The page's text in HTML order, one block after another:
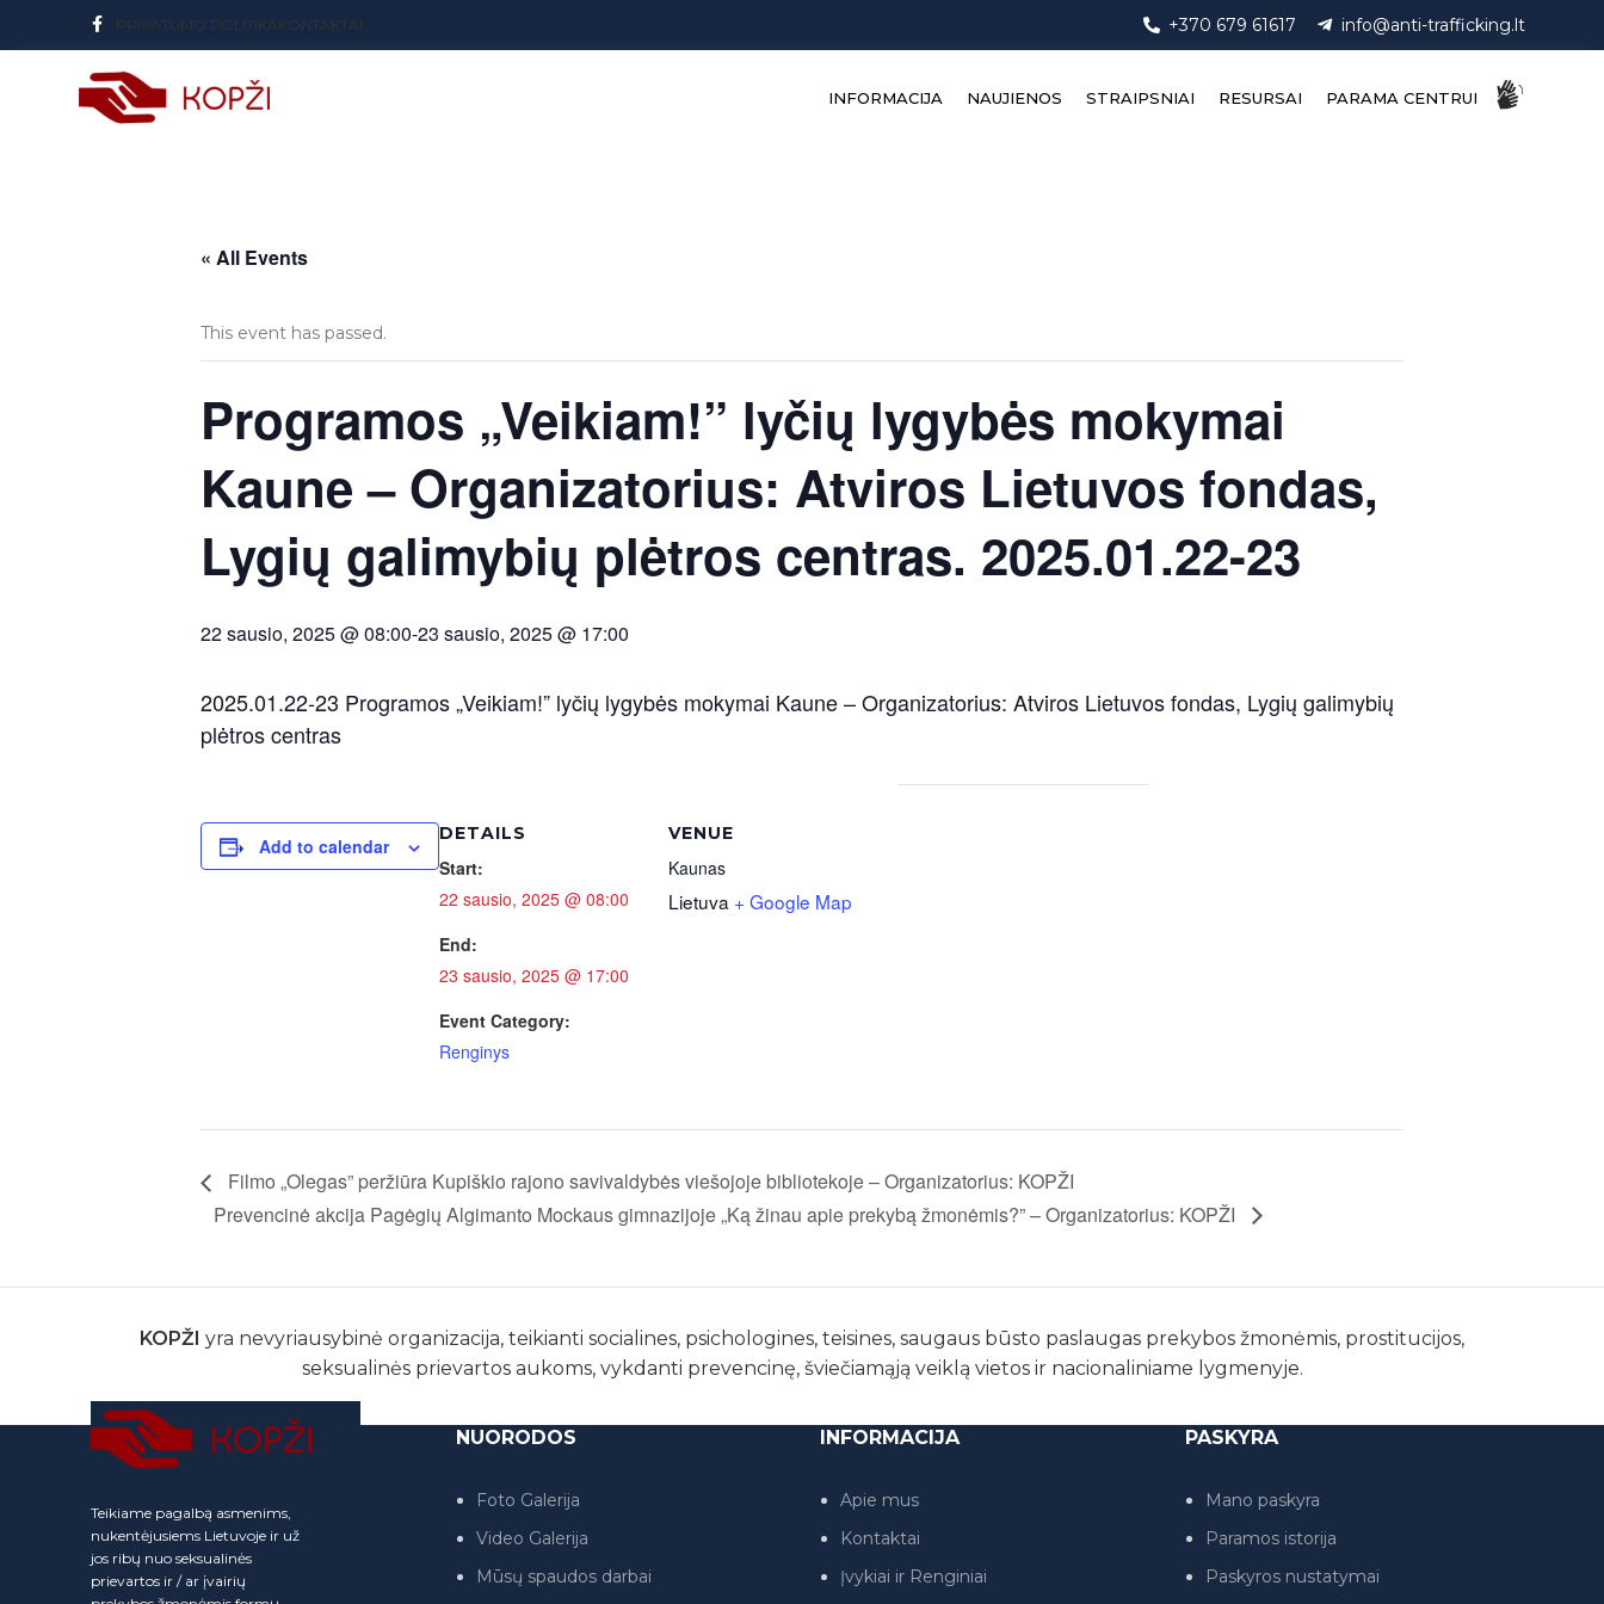
PRIVATUMO POLITIKA KONTAKTAI +370 679 61617 info@anti-trafficking.lt
INFORMACIJA NAUJIENOS STRAIPSNIAI RESURSAI PARAMA CENTRUI
« All Events
This event has passed.
Programos „Veikiam!” lyčių lygybės mokymai
Kaune – Organizatorius: Atviros Lietuvos fondas,
Lygių galimybių plėtros centras. 2025.01.22-23
22 sausio, 2025 @ 08:00-23 sausio, 2025 @ 17:00
2025.01.22-23 Programos „Veikiam!” lyčių lygybės mokymai Kaune – Organizatorius: Atviros Lietuvos fondas, Lygių galimybių
plėtros centras
Add to calendar
DETAILS
Start:
22 sausio, 2025 @ 08:00
End:
23 sausio, 2025 @ 17:00
Event Category:
Renginys
VENUE
Kaunas
Lietuva + Google Map
Filmo „Olegas” peržiūra Kupiškio rajono savivaldybės viešojoje bibliotekoje – Organizatorius: KOPŽI
Prevencinė akcija Pagėgių Algimanto Mockaus gimnazijoje „Ką žinau apie prekybą žmonėmis?” – Organizatorius: KOPŽI
KOPŽI yra nevyriausybinė organizacija, teikianti socialines, psichologines, teisines, saugaus būsto paslaugas prekybos žmonėmis, prostitucijos,
seksualinės prievartos aukoms, vykdanti prevencinę, šviečiamąją veiklą vietos ir nacionaliniame lygmenyje.
Teikiame pagalbą asmenims,
nukentėjusiems Lietuvoje ir už
jos ribų nuo seksualinės
prievartos ir / ar įvairių
NUORODOS
Foto Galerija
Video Galerija
Mūsų spaudos darbai
INFORMACIJA
Apie mus
Kontaktai
Įvykiai ir Renginiai
PASKYRA
Mano paskyra
Paramos istorija
Paskyros nustatymai